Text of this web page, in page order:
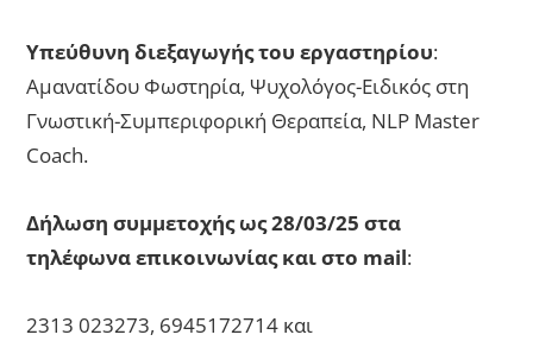
Υπεύθυνη διεξαγωγής του εργαστηρίου:
Αμανατίδου Φωστηρία, Ψυχολόγος-Ειδικός στη
Γνωστική-Συμπεριφορική Θεραπεία, NLP Master
Coach.
Δήλωση συμμετοχής ως 28/03/25 στα
τηλέφωνα επικοινωνίας και στο mail:
2313 023273, 6945172714 και